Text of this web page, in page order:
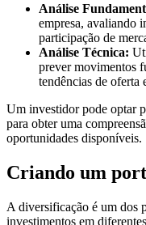
Análise
empresa, avaliando
participação de
Análise Técnica:
prever movimentos
tendências de oferta
Um investidor pode optar
para obter uma
oportunidades disponíveis.
Criando um
A diversificação é um dos
investimentos em